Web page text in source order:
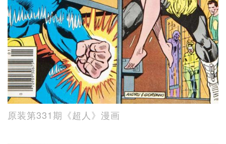
原装第331期《超人》漫画